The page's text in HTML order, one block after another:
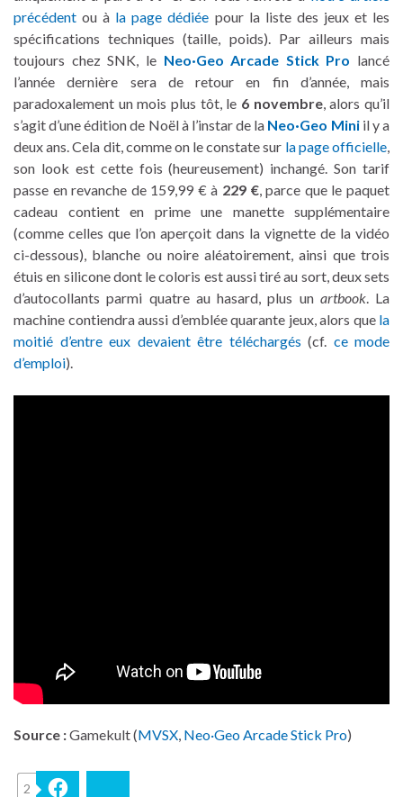
précédent ou à la page dédiée pour la liste des jeux et les
spécifications techniques (taille, poids). Par ailleurs mais
toujours chez SNK, le Neo·Geo Arcade Stick Pro lancé
l’année dernière sera de retour en fin d’année, mais
paradoxalement un mois plus tôt, le 6 novembre, alors qu’il
s’agit d’une édition de Noël à l’instar de la Neo·Geo Miniil y a
deux ans. Cela dit, comme on le constate sur la page officielle,
son look est cette fois (heureusement) inchangé. Son tarif
passe en revanche de 159,99 € à 229 €, parce que le paquet
cadeau contient en prime une manette supplémentaire
(comme celles que l’on aperçoit dans la vignette de la vidéo
ci-dessous), blanche ou noire aléatoirement, ainsi que trois
étuis en silicone dont le coloris est aussi tiré au sort, deux sets
d’autocollants parmi quatre au hasard, plus un artbook. La
machine contiendra aussi d’emblée quarante jeux, alors que la
moitié d’entre eux devaient être téléchargés (cf. ce mode
d’emploi).
Source :Gamekult (MVSX, Neo·Geo Arcade Stick Pro)
2